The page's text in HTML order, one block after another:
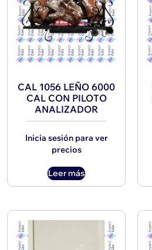
CAL 1056 LEÑO 6000
CAL CON PILOTO
ANALIZADOR
Inicia sesión para ver
precios
Leer más